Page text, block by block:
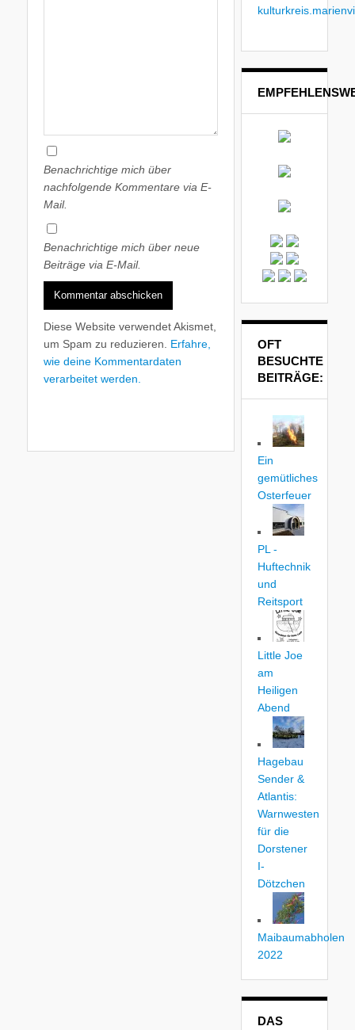
Benachrichtige mich über
nachfolgende Kommentare via E-
Mail.
Benachrichtige mich über neue
Beiträge via E-Mail.
Diese Website verwendet Akismet,
um Spam zu reduzieren. Erfahre,
wie deine Kommentardaten
verarbeitet werden.
OFT
BESUCHTE
BEITRÄGE:
Ein
gemütliches
Osterfeuer
PL -
Huftechnik
und
Reitsport
Little Joe
am
Heiligen
Abend
Hagebau
Sender &
Atlantis:
Warnwesten
für die
Dorstener
I-
Dötzchen
Maibaumabholen
2022
DAS